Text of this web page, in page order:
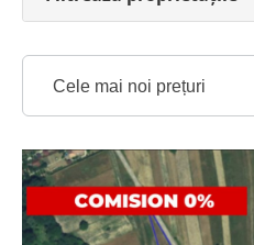
Cele mai noi prețuri